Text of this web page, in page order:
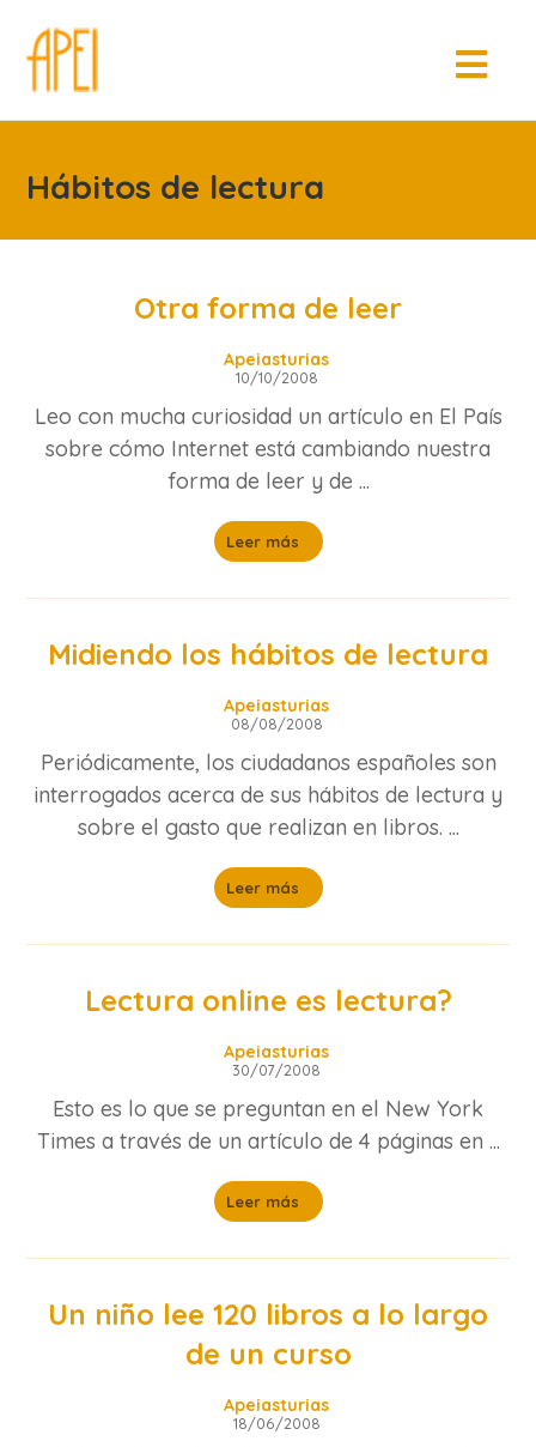
Hábitos de lectura
Otra forma de leer
Apeiasturias
10/10/2008
Leo con mucha curiosidad un artículo en El País
sobre cómo Internet está cambiando nuestra
forma de leer y de ...
Leer más
Midiendo los hábitos de lectura
Apeiasturias
08/08/2008
Periódicamente, los ciudadanos españoles son
interrogados acerca de sus hábitos de lectura y
sobre el gasto que realizan en libros. ...
Leer más
Lectura online es lectura?
Apeiasturias
30/07/2008
Esto es lo que se preguntan en el New York
Times a través de un artículo de 4 páginas en ...
Leer más
Un niño lee 120 libros a lo largo
de un curso
Apeiasturias
18/06/2008